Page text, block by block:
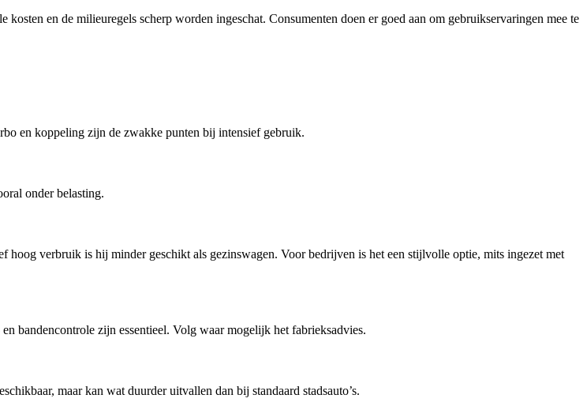
en de milieuregels scherp worden ingeschat. Consumenten doen er goed aan om gebruikservaringen mee te
en koppeling zijn de zwakke punten bij intensief gebruik.
onder belasting.
hoog verbruik is hij minder geschikt als gezinswagen. Voor bedrijven is het een stijlvolle optie, mits ingezet met
bandencontrole zijn essentieel. Volg waar mogelijk het fabrieksadvies.
maar kan wat duurder uitvallen dan bij standaard stadsauto’s.